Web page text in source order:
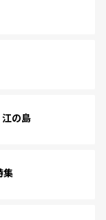
の島
集